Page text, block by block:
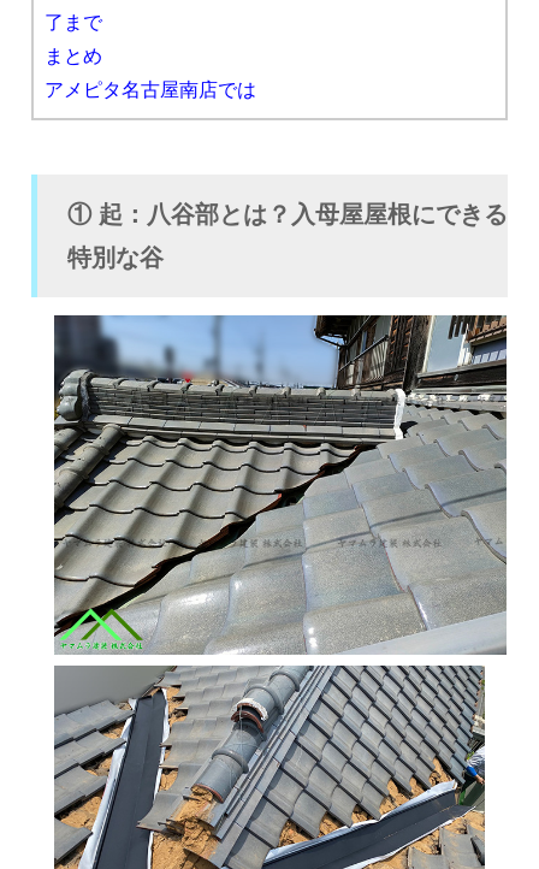
了まで
まとめ
アメピタ名古屋南店では
① 起：八谷部とは？入母屋屋根にできる
特別な谷